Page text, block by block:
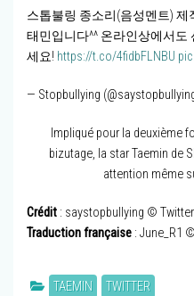
스톱불링 종소리(음성멘트) 제
태민입니다^^ 온라인상에서도
세요! https://t.co/4fidbFLNBU
— Stopbullying
Impliqué pour la deuxième
bizutage, la star Taemin de
attention même
Crédit : saystopbullying © Twitter
Traduction française : June_R1
TAEMIN TWITTER